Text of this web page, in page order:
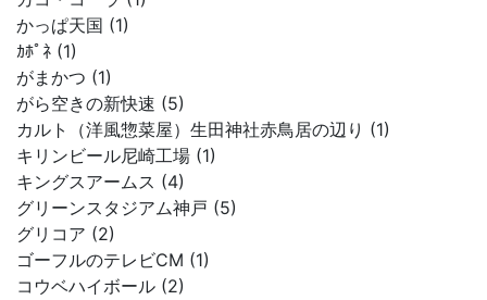
かっぱ天国 (1)
ｶﾎﾟﾈ (1)
がまかつ (1)
がら空きの新快速 (5)
カルト（洋風惣菜屋）生田神社赤鳥居の辺り (1)
キリンビール尼崎工場 (1)
キングスアームス (4)
グリーンスタジアム神戸 (5)
グリコア (2)
ゴーフルのテレビCM (1)
コウベハイボール (2)